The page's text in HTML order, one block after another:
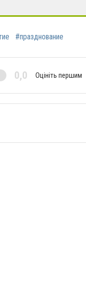
#празднование
0,0 Оцініть першим